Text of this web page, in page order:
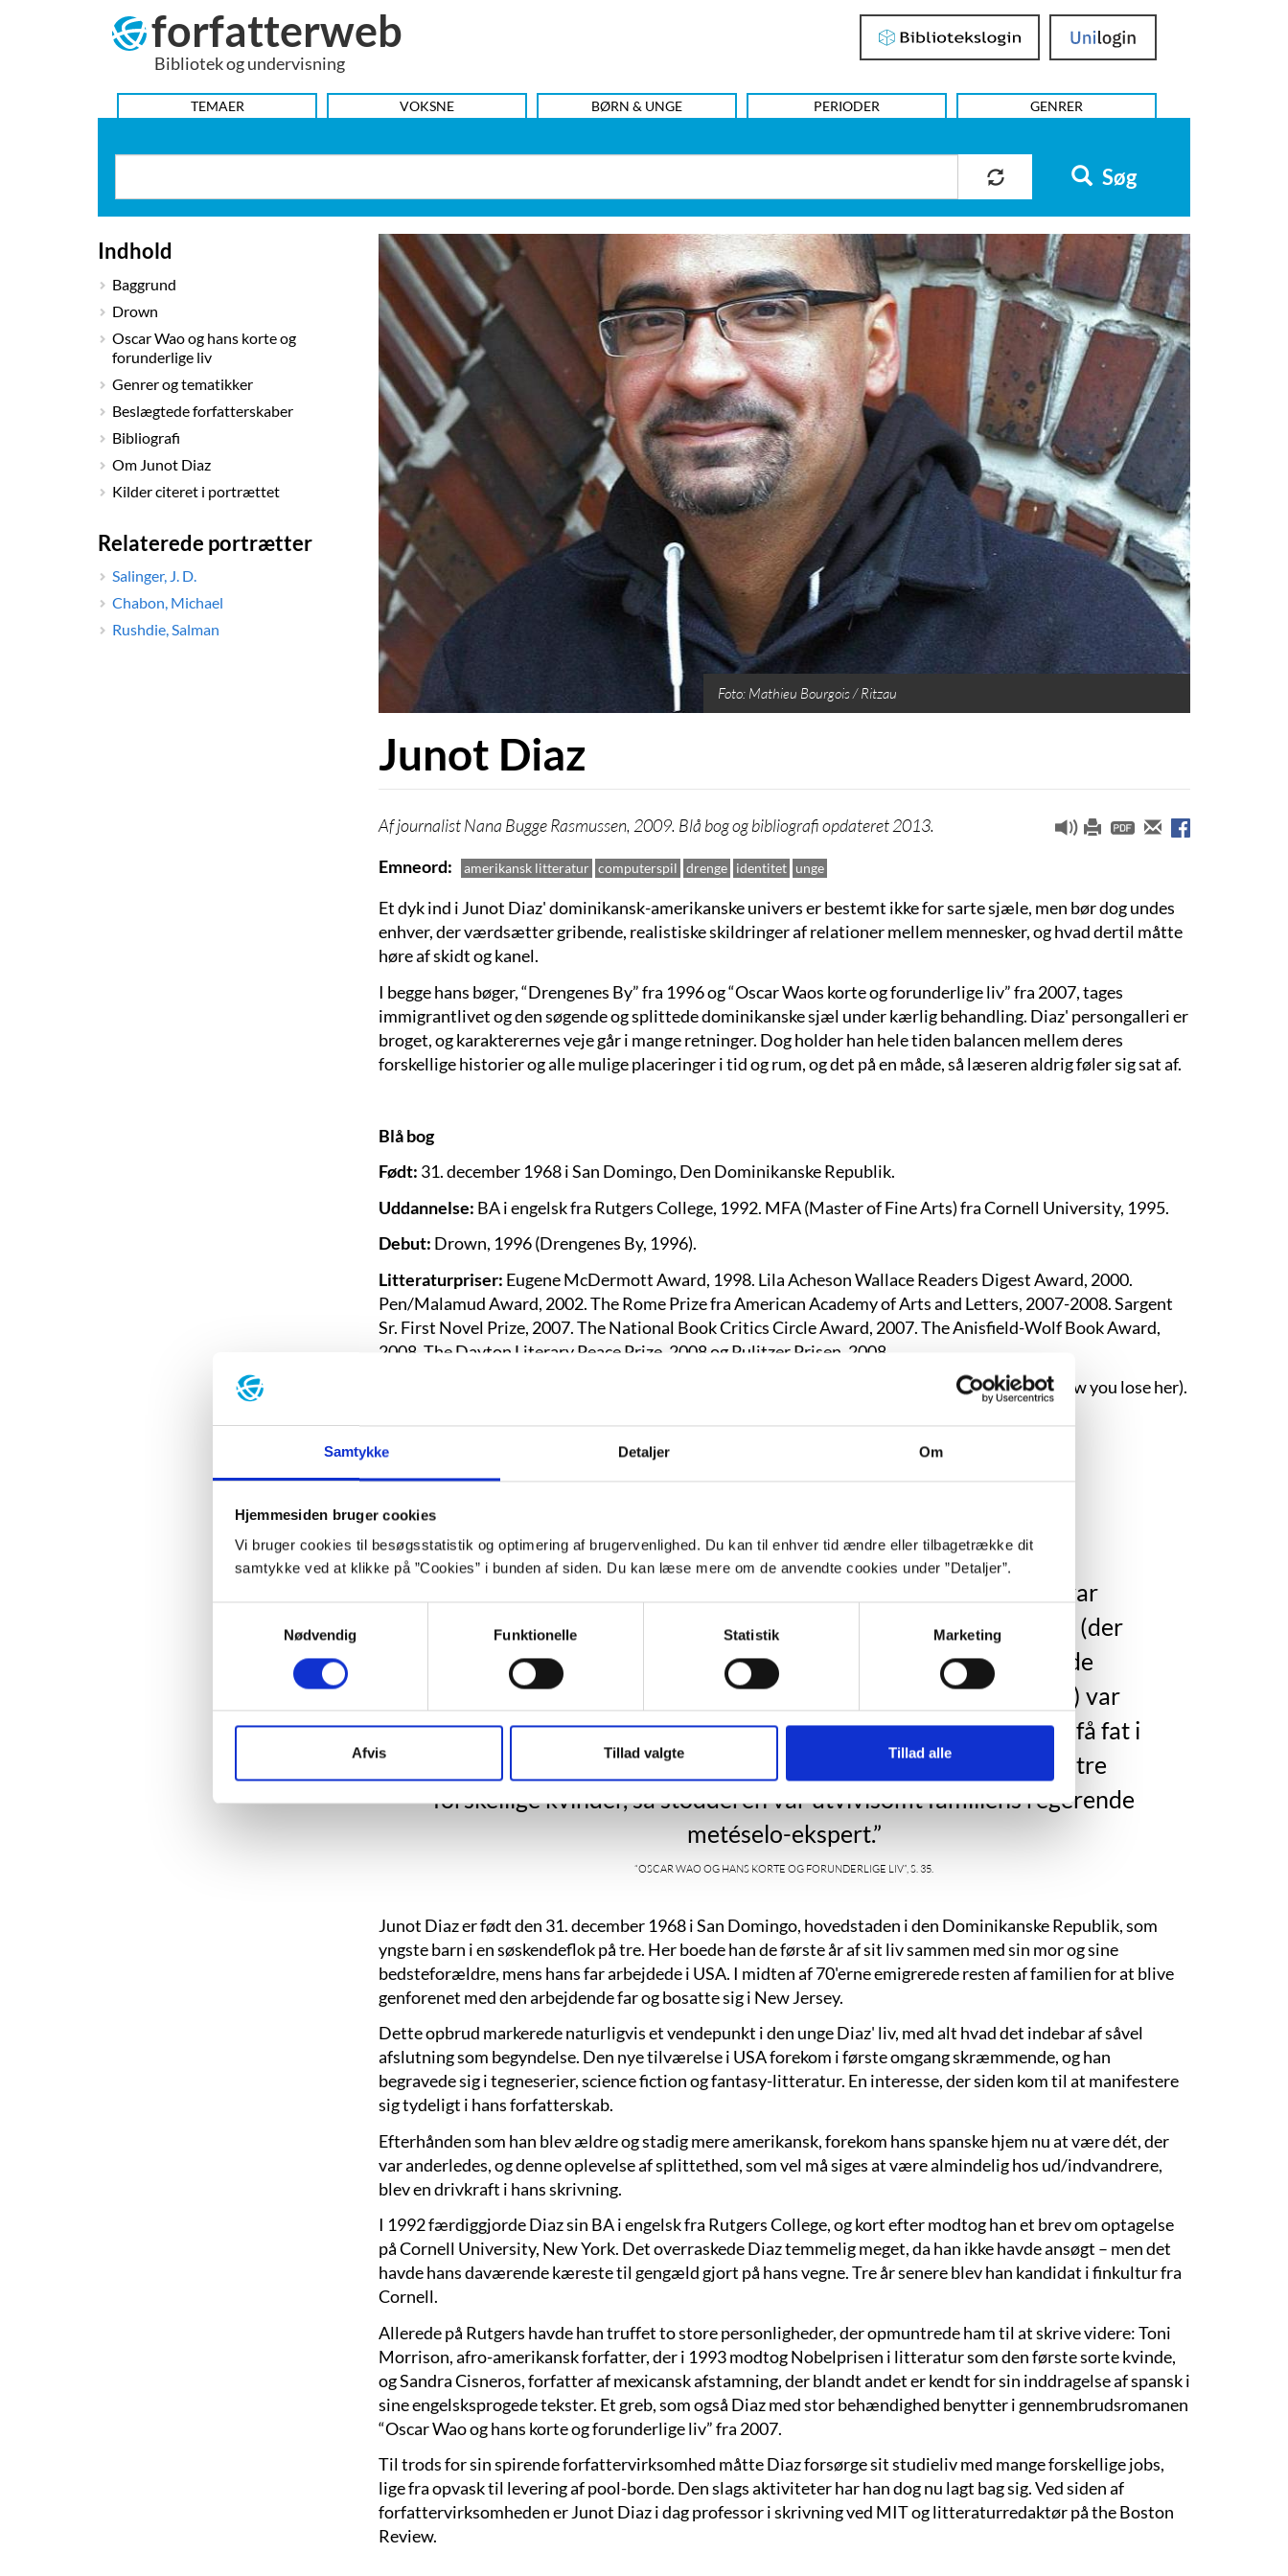
Samtykke Detaljer Om
Hjemmesiden bruger cookies
Vi bruger cookies til besøgsstatistik og optimering af brugervenlighed. Du kan til enhver tid ændre eller tilbagetrække dit
samtykke ved at klikke på ”Cookies” i bunden af siden. Du kan læse mere om de anvendte cookies under ”Detaljer”.
Nødvendig
Funktionelle Statistik Marketing
Afvis Tillad valgte Tillad alle
forfatterweb
Bibliotek og undervisning
Bibliotekslogin UniLogin
HOVEDMENU
TEMAER VOKSNE BØRN & UNGE PERIODER GENRER
Søg
Indhold
Baggrund
Drown
Oscar Wao og hans korte og
forunderlige liv
Genrer og tematikker
Beslægtede forfatterskaber
Bibliografi
Om Junot Diaz
Kilder citeret i portrættet
Relaterede portrætter
Salinger, J. D.
Chabon, Michael
Rushdie, Salman
Foto: Mathieu Bourgois / Ritzau
Junot Diaz
journalist Nana Bugge Rasmussen, 2009. Blå bog og bibliografi opdateret 2013.
Emneord
amerikansk litteratur computerspil drenge identitet unge
Et dyk ind i Junot Diaz' dominikansk-amerikanske univers er bestemt ikke for sarte sjæle, men bør dog undes
enhver, der værdsætter gribende, realistiske skildringer af relationer mellem mennesker, og hvad dertil måtte
høre af skidt og kanel.
I begge hans bøger, “Drengenes By” fra 1996 og “Oscar Waos korte og forunderlige liv” fra 2007, tages
immigrantlivet og den søgende og splittede dominikanske sjæl under kærlig behandling. Diaz' persongalleri er
broget, og karakterernes veje går i mange retninger. Dog holder han hele tiden balancen mellem deres
forskellige historier og alle mulige placeringer i tid og rum, og det på en måde, så læseren aldrig føler sig sat af.
Blå bog
Født: 31. december 1968 i San Domingo, Den Dominikanske Republik.
Uddannelse: BA i engelsk fra Rutgers College, 1992. MFA (Master of Fine Arts) fra Cornell University, 1995.
Debut: Drown, 1996 (Drengenes By, 1996).
Litteraturpriser: Eugene McDermott Award, 1998. Lila Acheson Wallace Readers Digest Award, 2000.
Pen/Malamud Award, 2002. The Rome Prize fra American Academy of Arts and Letters, 2007-2008. Sargent
Sr. First Novel Prize, 2007. The National Book Critics Circle Award, 2007. The Anisfield-Wolf Book Award,
2008. The Dayton Literary Peace Prize, 2008 og Pulitzer Prisen, 2008.
Sådan mister du hende : fortællinger. Gyldendal, 2013. (This is how you lose her).
Baggrund
“Alle lagde mærke til at han ikke var særlig sej, og fordi de var
dominikanere, talte de alle sammen om det. Hans tío Rudolfo (der
først for nylig var blevet løsladt efter sit sidste og afgørende
fængselsophold, og som nu boede i deres hus på Main Street) var
særlig gavmild i sin belæring. Hør her, palomo: Du er nødt til at få fat i
en muchacha, y metéselo! Tío Rudolfo havde fire børn med tre
forskellige kvinder, så stodderen var utvivlsomt familiens regerende
metéselo-ekspert.”
“Oscar Wao og hans korte og forunderlige liv”, s. 35.
Junot Diaz er født den 31. december 1968 i San Domingo, hovedstaden i den Dominikanske Republik, som
yngste barn i en søskendeflok på tre. Her boede han de første år af sit liv sammen med sin mor og sine
bedsteforældre, mens hans far arbejdede i USA. I midten af 70'erne emigrerede resten af familien for at blive
genforenet med den arbejdende far og bosatte sig i New Jersey.
Dette opbrud markerede naturligvis et vendepunkt i den unge Diaz' liv, med alt hvad det indebar af såvel
afslutning som begyndelse. Den nye tilværelse i USA forekom i første omgang skræmmende, og han
begravede sig i tegneserier, science fiction og fantasy-litteratur. En interesse, der siden kom til at manifestere
sig tydeligt i hans forfatterskab.
Efterhånden som han blev ældre og stadig mere amerikansk, forekom hans spanske hjem nu at være dét, der
var anderledes, og denne oplevelse af splittethed, som vel må siges at være almindelig hos ud/indvandrere,
blev en drivkraft i hans skrivning.
I 1992 færdiggjorde Diaz sin BA i engelsk fra Rutgers College, og kort efter modtog han et brev om optagelse
på Cornell University, New York. Det overraskede Diaz temmelig meget, da han ikke havde ansøgt – men det
havde hans daværende kæreste til gengæld gjort på hans vegne. Tre år senere blev han kandidat i finkultur fra
Cornell.
Allerede på Rutgers havde han truffet to store personligheder, der opmuntrede ham til at skrive videre: Toni
Morrison, afro-amerikansk forfatter, der i 1993 modtog Nobelprisen i litteratur som den første sorte kvinde,
og Sandra Cisneros, forfatter af mexicansk afstamning, der blandt andet er kendt for sin inddragelse af spansk i
sine engelsksprogede tekster. Et greb, som også Diaz med stor behændighed benytter i gennembrudsromanen
“Oscar Wao og hans korte og forunderlige liv” fra 2007.
Til trods for sin spirende forfattervirksomhed måtte Diaz forsørge sit studieliv med mange forskellige jobs,
lige fra opvask til levering af pool-borde. Den slags aktiviteter har han dog nu lagt bag sig. Ved siden af
forfattervirksomheden er Junot Diaz i dag professor i skrivning ved MIT og litteraturredaktør på the Boston
Review.